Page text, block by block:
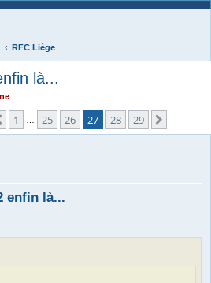
RFC Liège
là...
27 29
Précédente
1 25 26 27 28 29
enfin là...